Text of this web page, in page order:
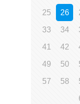
25 26
33 34
41 42
49 50
57 58